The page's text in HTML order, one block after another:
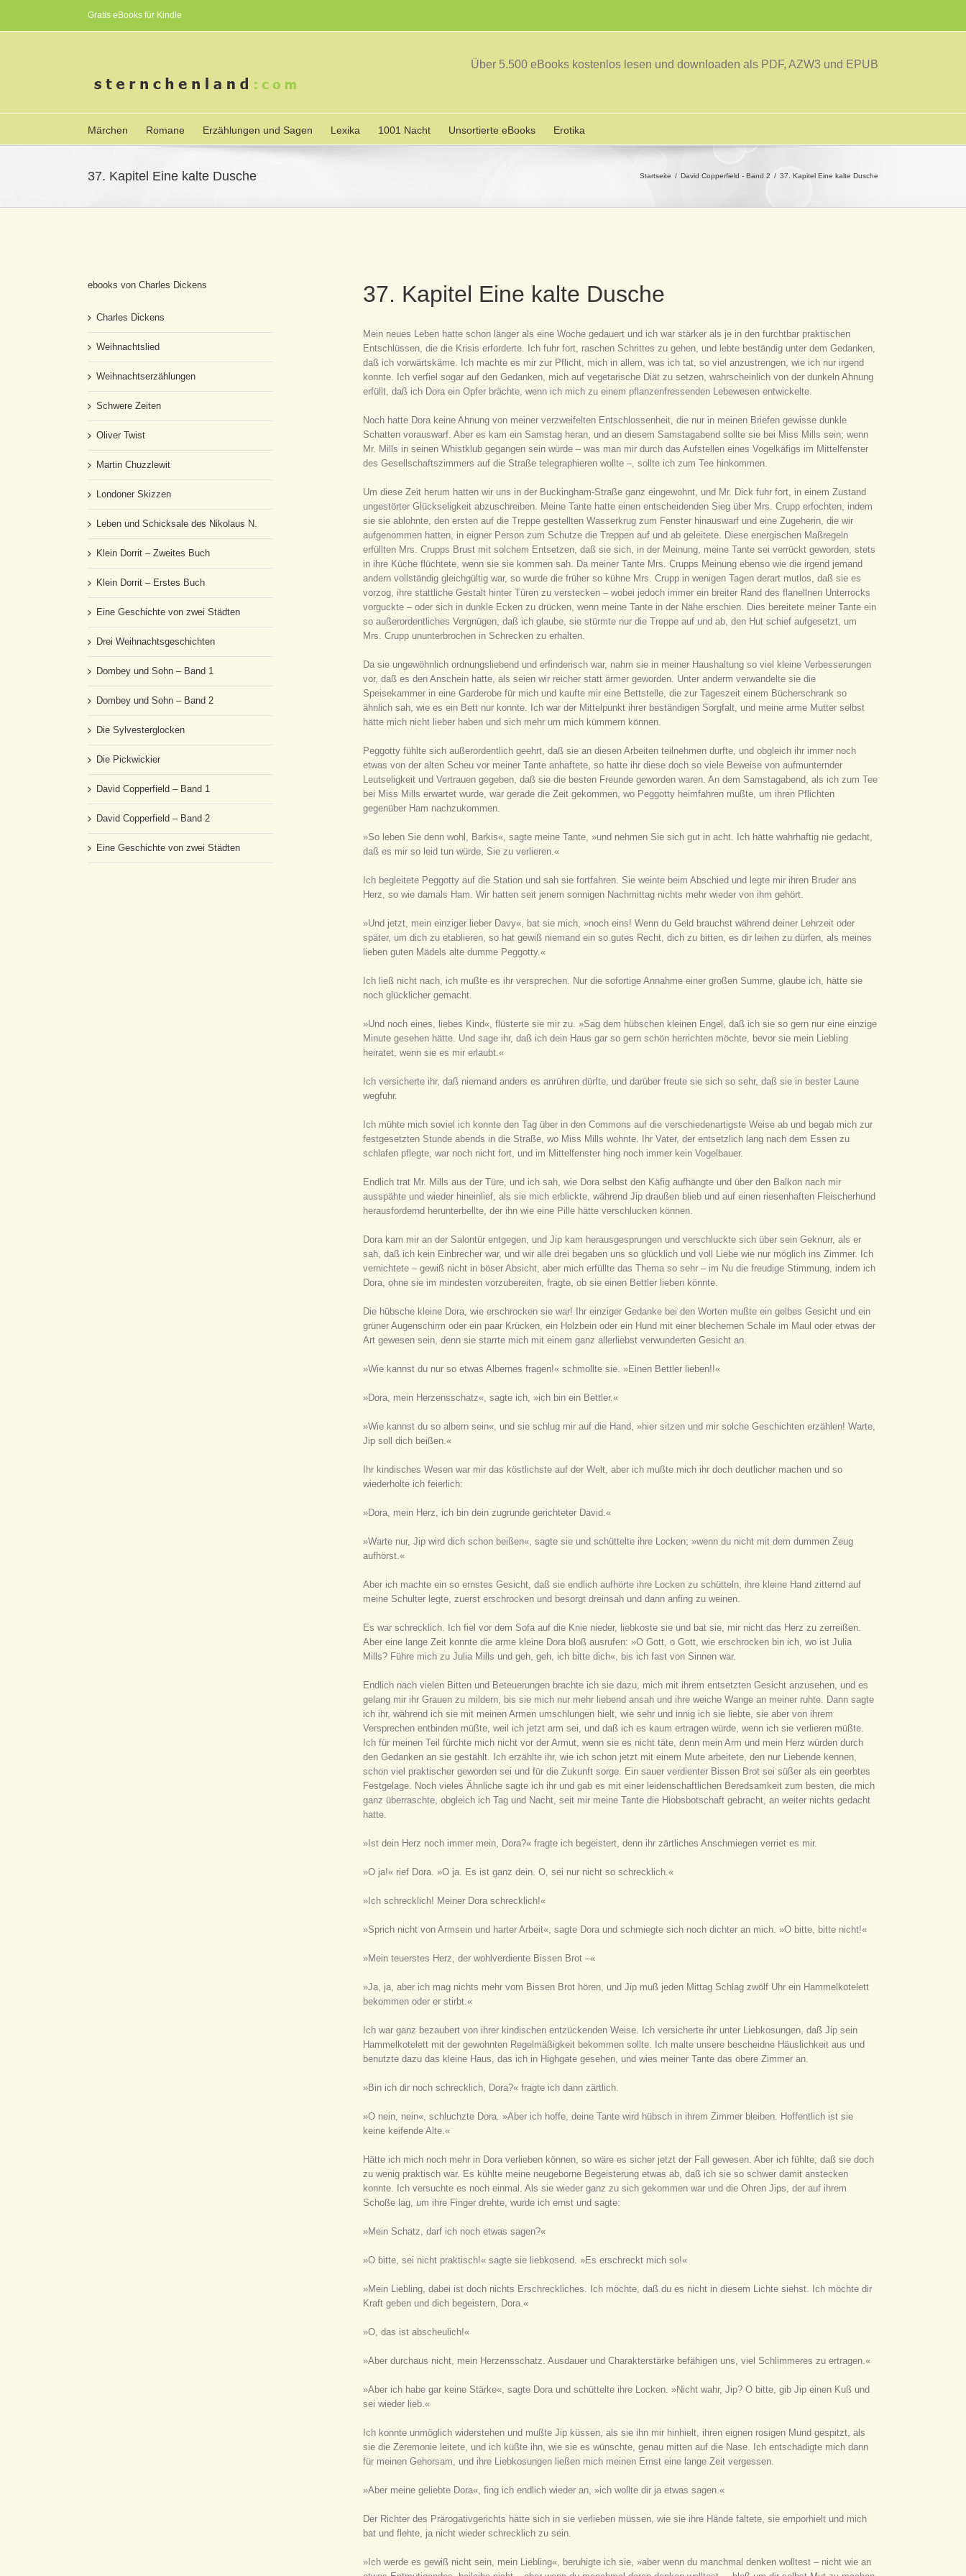
Gratis eBooks für Kindle
Über 5.500 eBooks kostenlos lesen und downloaden als PDF, AZW3 und EPUB
Märchen Romane Erzählungen und Sagen Lexika 1001 Nacht Unsortierte eBooks Erotika
37. Kapitel Eine kalte Dusche Startseite David Copperfield - Band 2 37. Kapitel Eine kalte Dusche
37. Kapitel Eine kalte Dusche
Mein neues Leben hatte schon länger als eine Woche gedauert und ich war stärker als je in den furchtbar praktischen
Entschlüssen, die die Krisis erforderte. Ich fuhr fort, raschen Schrittes zu gehen, und lebte beständig unter dem Gedanken,
daß ich vorwärtskäme. Ich machte es mir zur Pflicht, mich in allem, was ich tat, so viel anzustrengen, wie ich nur irgend
konnte. Ich verfiel sogar auf den Gedanken, mich auf vegetarische Diät zu setzen, wahrscheinlich von der dunkeln Ahnung
erfüllt, daß ich Dora ein Opfer brächte, wenn ich mich zu einem pflanzenfressenden Lebewesen entwickelte.
Noch hatte Dora keine Ahnung von meiner verzweifelten Entschlossenheit, die nur in meinen Briefen gewisse dunkle
Schatten vorauswarf. Aber es kam ein Samstag heran, und an diesem Samstagabend sollte sie bei Miss Mills sein; wenn
Mr. Mills in seinen Whistklub gegangen sein würde – was man mir durch das Aufstellen eines Vogelkäfigs im Mittelfenster
des Gesellschaftszimmers auf die Straße telegraphieren wollte –, sollte ich zum Tee hinkommen.
Um diese Zeit herum hatten wir uns in der Buckingham-Straße ganz eingewohnt, und Mr. Dick fuhr fort, in einem Zustand
ungestörter Glückseligkeit abzuschreiben. Meine Tante hatte einen entscheidenden Sieg über Mrs. Crupp erfochten, indem
sie sie ablohnte, den ersten auf die Treppe gestellten Wasserkrug zum Fenster hinauswarf und eine Zugeherin, die wir
aufgenommen hatten, in eigner Person zum Schutze die Treppen auf und ab geleitete. Diese energischen Maßregeln
erfüllten Mrs. Crupps Brust mit solchem Entsetzen, daß sie sich, in der Meinung, meine Tante sei verrückt geworden, stets
in ihre Küche flüchtete, wenn sie sie kommen sah. Da meiner Tante Mrs. Crupps Meinung ebenso wie die irgend jemand
andern vollständig gleichgültig war, so wurde die früher so kühne Mrs. Crupp in wenigen Tagen derart mutlos, daß sie es
vorzog, ihre stattliche Gestalt hinter Türen zu verstecken – wobei jedoch immer ein breiter Rand des flanellnen Unterrocks
vorguckte – oder sich in dunkle Ecken zu drücken, wenn meine Tante in der Nähe erschien. Dies bereitete meiner Tante ein
so außerordentliches Vergnügen, daß ich glaube, sie stürmte nur die Treppe auf und ab, den Hut schief aufgesetzt, um
Mrs. Crupp ununterbrochen in Schrecken zu erhalten.
Da sie ungewöhnlich ordnungsliebend und erfinderisch war, nahm sie in meiner Haushaltung so viel kleine Verbesserungen
vor, daß es den Anschein hatte, als seien wir reicher statt ärmer geworden. Unter anderm verwandelte sie die
Speisekammer in eine Garderobe für mich und kaufte mir eine Bettstelle, die zur Tageszeit einem Bücherschrank so
ähnlich sah, wie es ein Bett nur konnte. Ich war der Mittelpunkt ihrer beständigen Sorgfalt, und meine arme Mutter selbst
hätte mich nicht lieber haben und sich mehr um mich kümmern können.
Peggotty fühlte sich außerordentlich geehrt, daß sie an diesen Arbeiten teilnehmen durfte, und obgleich ihr immer noch
etwas von der alten Scheu vor meiner Tante anhaftete, so hatte ihr diese doch so viele Beweise von aufmunternder
Leutseligkeit und Vertrauen gegeben, daß sie die besten Freunde geworden waren. An dem Samstagabend, als ich zum Tee
bei Miss Mills erwartet wurde, war gerade die Zeit gekommen, wo Peggotty heimfahren mußte, um ihren Pflichten
gegenüber Ham nachzukommen.
»So leben Sie denn wohl, Barkis«, sagte meine Tante, »und nehmen Sie sich gut in acht. Ich hätte wahrhaftig nie gedacht,
daß es mir so leid tun würde, Sie zu verlieren.«
Ich begleitete Peggotty auf die Station und sah sie fortfahren. Sie weinte beim Abschied und legte mir ihren Bruder ans
Herz, so wie damals Ham. Wir hatten seit jenem sonnigen Nachmittag nichts mehr wieder von ihm gehört.
»Und jetzt, mein einziger lieber Davy«, bat sie mich, »noch eins! Wenn du Geld brauchst während deiner Lehrzeit oder
später, um dich zu etablieren, so hat gewiß niemand ein so gutes Recht, dich zu bitten, es dir leihen zu dürfen, als meines
lieben guten Mädels alte dumme Peggotty.«
Ich ließ nicht nach, ich mußte es ihr versprechen. Nur die sofortige Annahme einer großen Summe, glaube ich, hätte sie
noch glücklicher gemacht.
»Und noch eines, liebes Kind«, flüsterte sie mir zu. »Sag dem hübschen kleinen Engel, daß ich sie so gern nur eine einzige
Minute gesehen hätte. Und sage ihr, daß ich dein Haus gar so gern schön herrichten möchte, bevor sie mein Liebling
heiratet, wenn sie es mir erlaubt.«
Ich versicherte ihr, daß niemand anders es anrühren dürfte, und darüber freute sie sich so sehr, daß sie in bester Laune
wegfuhr.
Ich mühte mich soviel ich konnte den Tag über in den Commons auf die verschiedenartigste Weise ab und begab mich zur
festgesetzten Stunde abends in die Straße, wo Miss Mills wohnte. Ihr Vater, der entsetzlich lang nach dem Essen zu
schlafen pflegte, war noch nicht fort, und im Mittelfenster hing noch immer kein Vogelbauer.
Endlich trat Mr. Mills aus der Türe, und ich sah, wie Dora selbst den Käfig aufhängte und über den Balkon nach mir
ausspähte und wieder hineinlief, als sie mich erblickte, während Jip draußen blieb und auf einen riesenhaften Fleischerhund
herausfordernd herunterbellte, der ihn wie eine Pille hätte verschlucken können.
Dora kam mir an der Salontür entgegen, und Jip kam herausgesprungen und verschluckte sich über sein Geknurr, als er
sah, daß ich kein Einbrecher war, und wir alle drei begaben uns so glücklich und voll Liebe wie nur möglich ins Zimmer. Ich
vernichtete – gewiß nicht in böser Absicht, aber mich erfüllte das Thema so sehr – im Nu die freudige Stimmung, indem ich
Dora, ohne sie im mindesten vorzubereiten, fragte, ob sie einen Bettler lieben könnte.
Die hübsche kleine Dora, wie erschrocken sie war! Ihr einziger Gedanke bei den Worten mußte ein gelbes Gesicht und ein
grüner Augenschirm oder ein paar Krücken, ein Holzbein oder ein Hund mit einer blechernen Schale im Maul oder etwas der
Art gewesen sein, denn sie starrte mich mit einem ganz allerliebst verwunderten Gesicht an.
»Wie kannst du nur so etwas Albernes fragen!« schmollte sie. »Einen Bettler lieben!!«
»Dora, mein Herzensschatz«, sagte ich, »ich bin ein Bettler.«
»Wie kannst du so albern sein«, und sie schlug mir auf die Hand, »hier sitzen und mir solche Geschichten erzählen! Warte,
Jip soll dich beißen.«
Ihr kindisches Wesen war mir das köstlichste auf der Welt, aber ich mußte mich ihr doch deutlicher machen und so
wiederholte ich feierlich:
»Dora, mein Herz, ich bin dein zugrunde gerichteter David.«
»Warte nur, Jip wird dich schon beißen«, sagte sie und schüttelte ihre Locken; »wenn du nicht mit dem dummen Zeug
aufhörst.«
Aber ich machte ein so ernstes Gesicht, daß sie endlich aufhörte ihre Locken zu schütteln, ihre kleine Hand zitternd auf
meine Schulter legte, zuerst erschrocken und besorgt dreinsah und dann anfing zu weinen.
Es war schrecklich. Ich fiel vor dem Sofa auf die Knie nieder, liebkoste sie und bat sie, mir nicht das Herz zu zerreißen.
Aber eine lange Zeit konnte die arme kleine Dora bloß ausrufen: »O Gott, o Gott, wie erschrocken bin ich, wo ist Julia
Mills? Führe mich zu Julia Mills und geh, geh, ich bitte dich«, bis ich fast von Sinnen war.
Endlich nach vielen Bitten und Beteuerungen brachte ich sie dazu, mich mit ihrem entsetzten Gesicht anzusehen, und es
gelang mir ihr Grauen zu mildern, bis sie mich nur mehr liebend ansah und ihre weiche Wange an meiner ruhte. Dann sagte
ich ihr, während ich sie mit meinen Armen umschlungen hielt, wie sehr und innig ich sie liebte, sie aber von ihrem
Versprechen entbinden müßte, weil ich jetzt arm sei, und daß ich es kaum ertragen würde, wenn ich sie verlieren müßte.
Ich für meinen Teil fürchte mich nicht vor der Armut, wenn sie es nicht täte, denn mein Arm und mein Herz würden durch
den Gedanken an sie gestählt. Ich erzählte ihr, wie ich schon jetzt mit einem Mute arbeitete, den nur Liebende kennen,
schon viel praktischer geworden sei und für die Zukunft sorge. Ein sauer verdienter Bissen Brot sei süßer als ein geerbtes
Festgelage. Noch vieles Ähnliche sagte ich ihr und gab es mit einer leidenschaftlichen Beredsamkeit zum besten, die mich
ganz überraschte, obgleich ich Tag und Nacht, seit mir meine Tante die Hiobsbotschaft gebracht, an weiter nichts gedacht
hatte.
»Ist dein Herz noch immer mein, Dora?« fragte ich begeistert, denn ihr zärtliches Anschmiegen verriet es mir.
»O ja!« rief Dora. »O ja. Es ist ganz dein. O, sei nur nicht so schrecklich.«
»Ich schrecklich! Meiner Dora schrecklich!«
»Sprich nicht von Armsein und harter Arbeit«, sagte Dora und schmiegte sich noch dichter an mich. »O bitte, bitte nicht!«
»Mein teuerstes Herz, der wohlverdiente Bissen Brot –«
»Ja, ja, aber ich mag nichts mehr vom Bissen Brot hören, und Jip muß jeden Mittag Schlag zwölf Uhr ein Hammelkotelett
bekommen oder er stirbt.«
Ich war ganz bezaubert von ihrer kindischen entzückenden Weise. Ich versicherte ihr unter Liebkosungen, daß Jip sein
Hammelkotelett mit der gewohnten Regelmäßigkeit bekommen sollte. Ich malte unsere bescheidne Häuslichkeit aus und
benutzte dazu das kleine Haus, das ich in Highgate gesehen, und wies meiner Tante das obere Zimmer an.
»Bin ich dir noch schrecklich, Dora?« fragte ich dann zärtlich.
»O nein, nein«, schluchzte Dora. »Aber ich hoffe, deine Tante wird hübsch in ihrem Zimmer bleiben. Hoffentlich ist sie
keine keifende Alte.«
Hätte ich mich noch mehr in Dora verlieben können, so wäre es sicher jetzt der Fall gewesen. Aber ich fühlte, daß sie doch
zu wenig praktisch war. Es kühlte meine neugeborne Begeisterung etwas ab, daß ich sie so schwer damit anstecken
konnte. Ich versuchte es noch einmal. Als sie wieder ganz zu sich gekommen war und die Ohren Jips, der auf ihrem
Schoße lag, um ihre Finger drehte, wurde ich ernst und sagte:
»Mein Schatz, darf ich noch etwas sagen?«
»O bitte, sei nicht praktisch!« sagte sie liebkosend. »Es erschreckt mich so!«
»Mein Liebling, dabei ist doch nichts Erschreckliches. Ich möchte, daß du es nicht in diesem Lichte siehst. Ich möchte dir
Kraft geben und dich begeistern, Dora.«
»O, das ist abscheulich!«
»Aber durchaus nicht, mein Herzensschatz. Ausdauer und Charakterstärke befähigen uns, viel Schlimmeres zu ertragen.«
»Aber ich habe gar keine Stärke«, sagte Dora und schüttelte ihre Locken. »Nicht wahr, Jip? O bitte, gib Jip einen Kuß und
sei wieder lieb.«
Ich konnte unmöglich widerstehen und mußte Jip küssen, als sie ihn mir hinhielt, ihren eignen rosigen Mund gespitzt, als
sie die Zeremonie leitete, und ich küßte ihn, wie sie es wünschte, genau mitten auf die Nase. Ich entschädigte mich dann
für meinen Gehorsam, und ihre Liebkosungen ließen mich meinen Ernst eine lange Zeit vergessen.
»Aber meine geliebte Dora«, fing ich endlich wieder an, »ich wollte dir ja etwas sagen.«
Der Richter des Prärogativgerichts hätte sich in sie verlieben müssen, wie sie ihre Hände faltete, sie emporhielt und mich
bat und flehte, ja nicht wieder schrecklich zu sein.
»Ich werde es gewiß nicht sein, mein Liebling«, beruhigte ich sie, »aber wenn du manchmal denken wolltest – nicht wie an
ebooks von Charles Dickens
Charles Dickens
Weihnachtslied
Weihnachtserzählungen
Schwere Zeiten
Oliver Twist
Martin Chuzzlewit
Londoner Skizzen
Leben und Schicksale des Nikolaus N.
Klein Dorrit – Zweites Buch
Klein Dorrit – Erstes Buch
Eine Geschichte von zwei Städten
Drei Weihnachtsgeschichten
Dombey und Sohn – Band 1
Dombey und Sohn – Band 2
Die Sylvesterglocken
Die Pickwickier
David Copperfield – Band 1
David Copperfield – Band 2
Eine Geschichte von zwei Städten